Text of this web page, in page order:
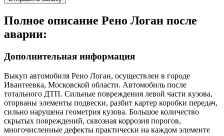
Полное описание Рено Логан после
аварии:
Дополнительная информация
Выкуп автомобиля Рено Логан, осуществлен в городе
Ивантеевка, Московской области. Автомобиль после
тотального ДТП. Сильные повреждения левой части кузова,
оторваны элементы подвески, разбит картер коробки передач,
сильно нарушена геометрия кузова. Большое количество
скрытых повреждений, сквозная коррозия порогов,
многочисленные дефекты практически на каждом элементе